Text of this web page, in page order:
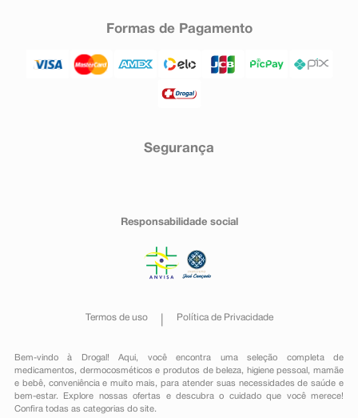
Formas de Pagamento
Segurança
Responsabilidade social
Termos de uso Política de Privacidade
Bem-vindo à Drogal! Aqui, você encontra uma seleção completa de
medicamentos , dermocosméticos e produtos de beleza, higiene pessoal ,mamãe
e bebê, conveniênciae muito mais, para atender suas necessidades de saúde e
bem-estar. Explore nossas ofertas e descubra o cuidado que você merece!
Confira todas as categorias do site.